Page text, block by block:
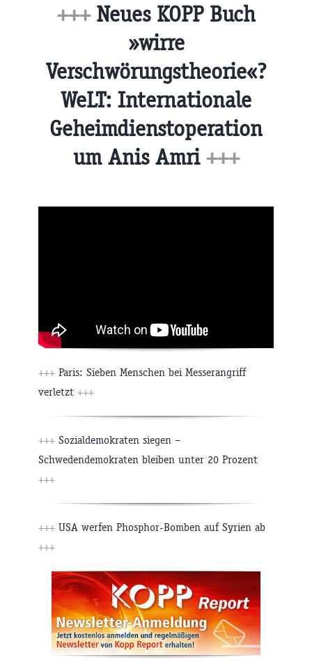
+++ Neues KOPP Buch
»wirre
Verschwörungstheorie«?
WeLT: Internationale
Geheimdienstoperation
um Anis Amri +++
+++ Paris: Sieben Menschen bei Messerangriff
verletzt +++
+++ Sozialdemokraten siegen –
Schwedendemokraten bleiben unter 20 Prozent
+++
+++ USA werfen Phosphor-Bomben auf Syrien ab
+++